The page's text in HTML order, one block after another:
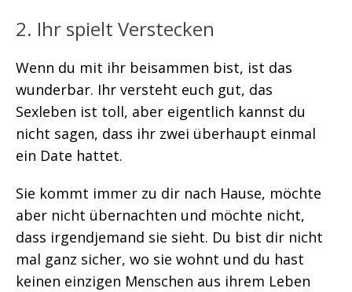
2. Ihr spielt Verstecken
Wenn du mit ihr beisammen bist, ist das
wunderbar. Ihr versteht euch gut, das
Sexleben ist toll, aber eigentlich kannst du
nicht sagen, dass ihr zwei überhaupt einmal
ein Date hattet.
Sie kommt immer zu dir nach Hause, möchte
aber nicht übernachten und möchte nicht,
dass irgendjemand sie sieht. Du bist dir nicht
mal ganz sicher, wo sie wohnt und du hast
keinen einzigen Menschen aus ihrem Leben